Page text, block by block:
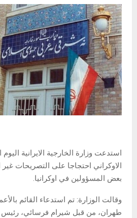
استدعت وزارة الخارجية الايرانية اليوم
الاوكراني احتجاجا على التصريحات غير
بعض المسؤولين في اوكرانيا.
وقالت الوزارة: تم استدعاء القائم
طهران، من قبل شيرام فرسائي، رئيس